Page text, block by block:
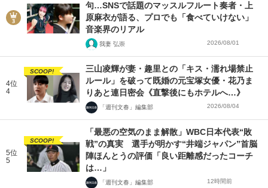
句…SNSで話題のマッスルフルート奏者・上
原麻衣が語る、プロでも「食べていけない」
音楽界のリアル
我妻 弘崇 2026/08/01
4位
4
SCOOP!
三山凌輝が妻・趣里との「キス・濡れ場禁止
ルール」を破って既婚の元宝塚女優・花乃ま
りあと連日密会《直撃後にもホテルへ…》
「週刊文春」編集部 2026/08/04
5位
5
SCOOP!
「最悪の空気のまま解散」WBC日本代表“敗
戦”の真実 選手が明かす“井端ジャパン”首脳
陣ほんとうの評価「良い距離感だったコーチ
は…」
「週刊文春」編集部 12時間前